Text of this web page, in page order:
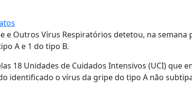
Outros Vírus Respiratórios detetou, na semana
A e 1 do tipo B.
18 Unidades de Cuidados Intensivos (UCI) que
identificado o vírus da gripe do tipo A não